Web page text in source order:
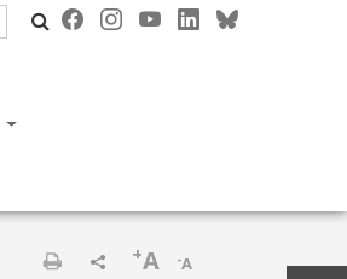
-A
+A